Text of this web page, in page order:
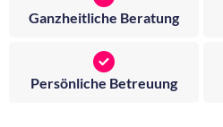
Ganzheitliche Beratung
Persönliche Betreuung